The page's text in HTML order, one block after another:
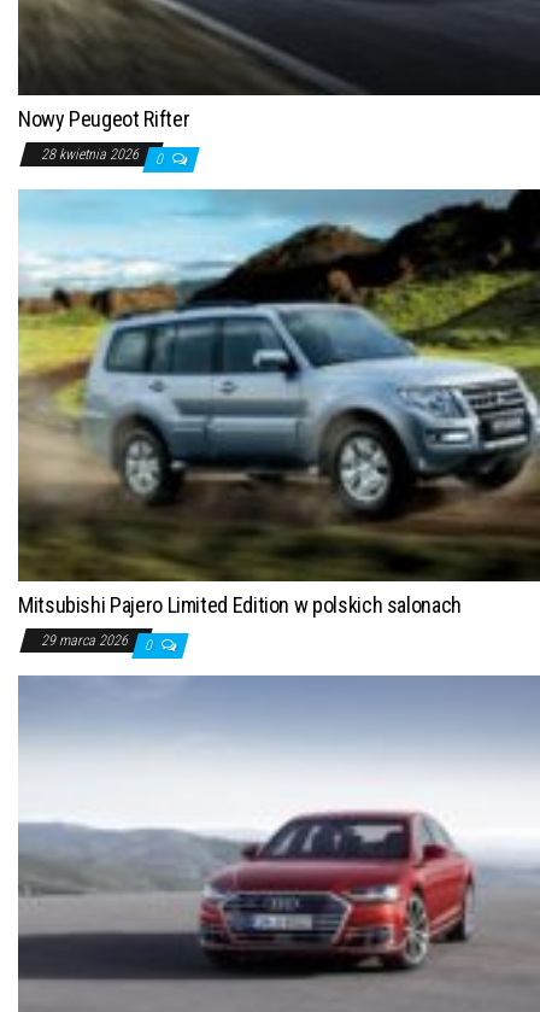
Nowy Peugeot Rifter
28 kwietnia 2026 0
Mitsubishi Pajero Limited Edition w polskich salonach
29 marca 2026 0